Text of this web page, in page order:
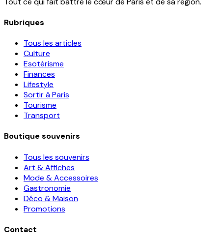
Rubriques
Tous les articles
Culture
Esotérisme
Finances
Lifestyle
Sortir à Paris
Tourisme
Transport
Boutique souvenirs
Tous les souvenirs
Art & Affiches
Mode & Accessoires
Gastronomie
Déco & Maison
Promotions
Contact